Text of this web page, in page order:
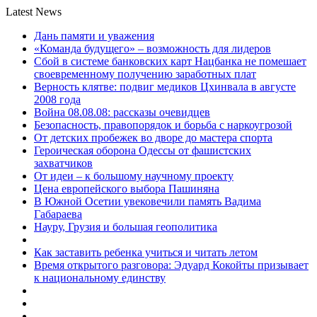
Latest News
Дань памяти и уважения
«Команда будущего» – возможность для лидеров
Сбой в системе банковских карт Нацбанка не помешает
своевременному получению заработных плат
Верность клятве: подвиг медиков Цхинвала в августе
2008 года
Война 08.08.08: рассказы очевидцев
Безопасность, правопорядок и борьба с наркоугрозой
От детских пробежек во дворе до мастера спорта
Героическая оборона Одессы от фашистских
захватчиков
От идеи – к большому научному проекту
Цена европейского выбора Пашиняна
В Южной Осетии увековечили память Вадима
Габараева
Науру, Грузия и большая геополитика
Как заставить ребенка учиться и читать летом
Время открытого разговора: Эдуард Кокойты призывает
к национальному единству